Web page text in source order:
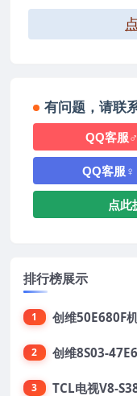
有问题，请联
QQ客服♂
QQ客服♀
点此
排行榜展示
1 创维50E680F
2 创维8S03-
3